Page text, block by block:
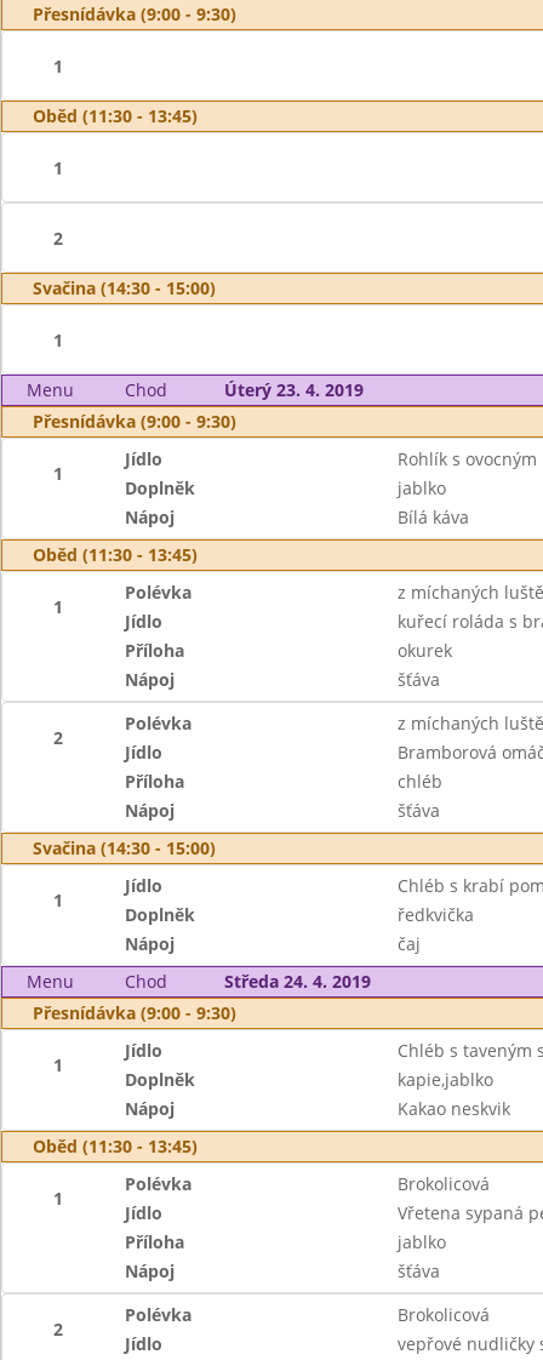
Přesnídávka (9:00 - 9:30)
1
Oběd (11:30 - 13:45)
1
2
Svačina (14:30 - 15:00)
1
Menu Chod
Úterý 23. 4. 2019
Přesnídávka (9:00 - 9:30)
1
Jídlo
Rohlík s
Doplněk
jablko
Nápoj
Bílá káva
Oběd (11:30 - 13:45)
1
Polévka
z míchaných
Jídlo
kuřecí roláda s
Příloha
okurek
Nápoj
šťáva
2
Polévka
z míchaných
Jídlo
Bramborová
Příloha
chléb
Nápoj
šťáva
Svačina (14:30 - 15:00)
1
Jídlo
Chléb s krabí
Doplněk
ředkvička
Nápoj
čaj
Menu
Chod
Středa 24. 4. 2019
Přesnídávka (9:00 - 9:30)
1
Jídlo
Chléb s taveným
Doplněk
kapie,jablko
Nápoj
Kakao neskvik
Oběd (11:30 - 13:45)
1
Polévka
Brokolicová
Jídlo
Vřetena sypaná
Příloha
jablko
Nápoj
šťáva
2
Polévka
Brokolicová
Jídlo
vepřové nudličky